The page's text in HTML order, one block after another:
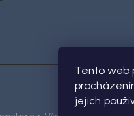
Tento web
jejich